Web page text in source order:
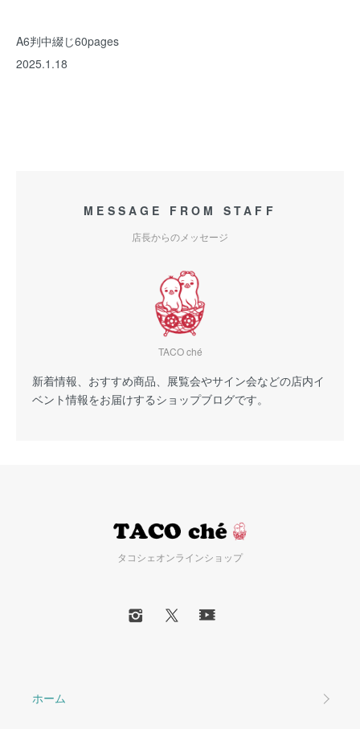
A6判中綴じ60pages
2025.1.18
MESSAGE FROM STAFF
店長からのメッセージ
TACO ché
新着情報、おすすめ商品、展覧会やサイン会などの店内イ
ベント情報をお届けするショップブログです。
タコシェオンラインショップ
ホーム